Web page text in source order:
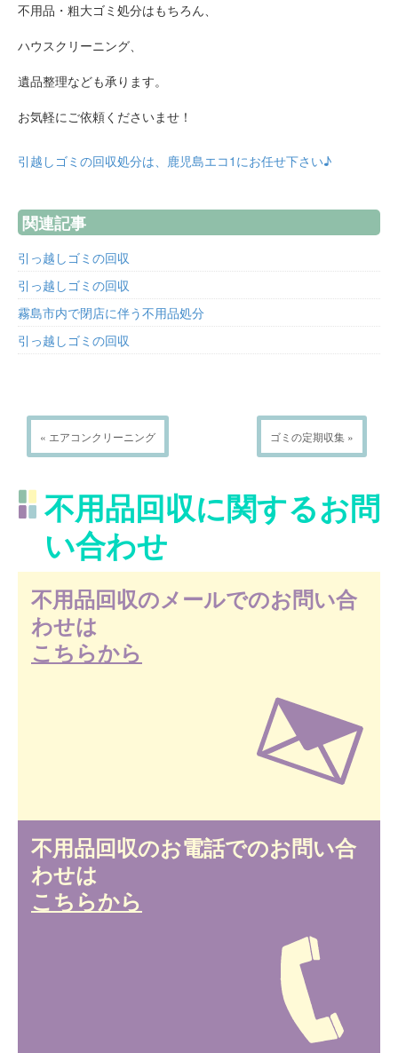
不用品・粗大ゴミ処分はもちろん、
ハウスクリーニング、
遺品整理なども承ります。
お気軽にご依頼くださいませ！
引越しゴミの回収処分は、鹿児島エコ1にお任せ下さい♪
関連記事
引っ越しゴミの回収
引っ越しゴミの回収
霧島市内で閉店に伴う不用品処分
引っ越しゴミの回収
« エアコンクリーニング ゴミの定期収集 »
不用品回収に関するお問
い合わせ
不用品回収のメールでのお問い合
わせは
こちらから
不用品回収のお電話でのお問い合
わせは
こちらから